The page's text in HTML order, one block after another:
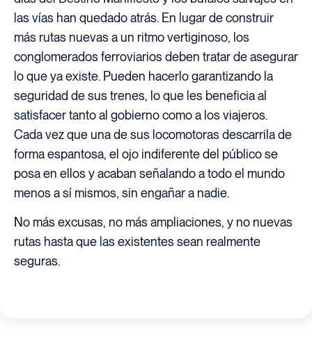
las vías han quedado atrás. En lugar de construir
más rutas nuevas a un ritmo vertiginoso, los
conglomerados ferroviarios deben tratar de asegurar
lo que ya existe. Pueden hacerlo garantizando la
seguridad de sus trenes, lo que les beneficia al
satisfacer tanto al gobierno como a los viajeros.
Cada vez que una de sus locomotoras descarrila de
forma espantosa, el ojo indiferente del público se
posa en ellos y acaban señalando a todo el mundo
menos a sí mismos, sin engañar a nadie.
No más excusas, no más ampliaciones, y no nuevas
rutas hasta que las existentes sean realmente
seguras.